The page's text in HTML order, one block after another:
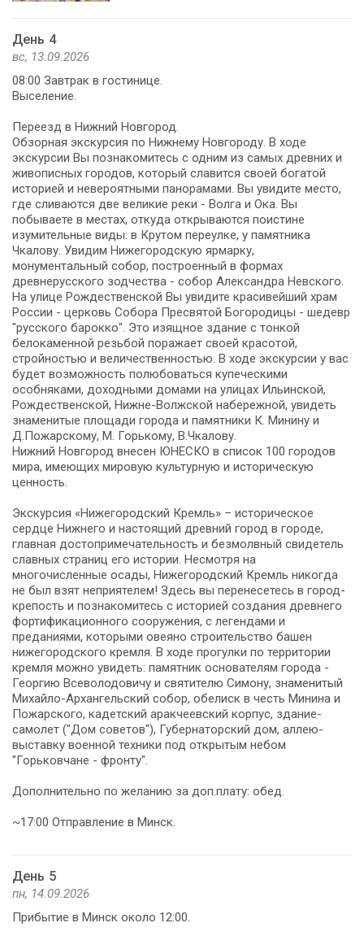
День 4
вс, 13.09.2026
08:00 Завтрак в гостинице.
Выселение.
Переезд в Нижний Новгород.
Обзорная экскурсия по Нижнему Новгороду. В ходе
экскурсии Вы познакомитесь с одним из самых древних и
живописных городов, который славится своей богатой
историей и невероятными панорамами. Вы увидите место,
где сливаются две великие реки - Волга и Ока. Вы
побываете в местах, откуда открываются поистине
изумительные виды: в Крутом переулке, у памятника
Чкалову. Увидим Нижегородскую ярмарку,
монументальный собор, построенный в формах
древнерусского зодчества - собор Александра Невского.
На улице Рождественской Вы увидите красивейший храм
России - церковь Собора Пресвятой Богородицы - шедевр
"русского барокко". Это изящное здание с тонкой
белокаменной резьбой поражает своей красотой,
стройностью и величественностью. В ходе экскурсии у вас
будет возможность полюбоваться купеческими
особняками, доходными домами на улицах Ильинской,
Рождественской, Нижне-Волжской набережной, увидеть
знаменитые площади города и памятники К. Минину и
Д.Пожарскому, М. Горькому, В.Чкалову.
Нижний Новгород внесен ЮНЕСКО в список 100 городов
мира, имеющих мировую культурную и историческую
ценность.
Экскурсия «Нижегородский Кремль» – историческое
сердце Нижнего и настоящий древний город в городе,
главная достопримечательность и безмолвный свидетель
славных страниц его истории. Несмотря на
многочисленные осады, Нижегородский Кремль никогда
не был взят неприятелем! Здесь вы перенесетесь в город-
крепость и познакомитесь с историей создания древнего
фортификационного сооружения, с легендами и
преданиями, которыми овеяно строительство башен
нижегородского кремля. В ходе прогулки по территории
кремля можно увидеть: памятник основателям города -
Георгию Всеволодовичу и святителю Симону, знаменитый
Михайло-Архангельский собор, обелиск в честь Минина и
Пожарского, кадетский аракчеевский корпус, здание-
самолет ("Дом советов"), Губернаторский дом, аллею-
выставку военной техники под открытым небом
"Горьковчане - фронту".
Дополнительно по желанию за доп.плату: обед.
~17:00 Отправление в Минск.
День 5
пн, 14.09.2026
Прибытие в Минск около 12:00.